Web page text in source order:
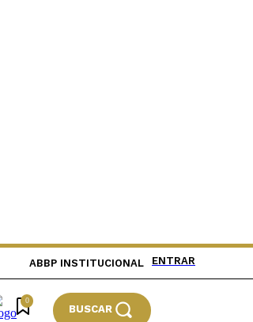
ABBP INSTITUCIONAL ENTRAR
0
BUSCAR